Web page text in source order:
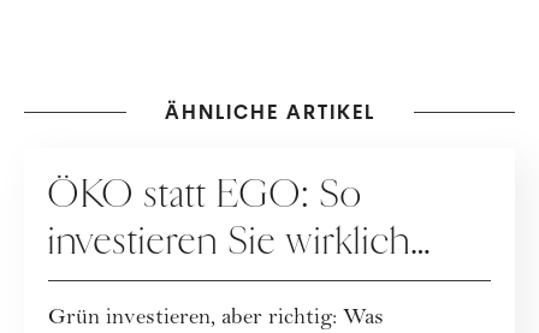
ÄHNLICHE ARTIKEL
ÖKO statt EGO: So
investieren Sie wirklich
nachhaltig
Grün investieren, aber richtig: Was